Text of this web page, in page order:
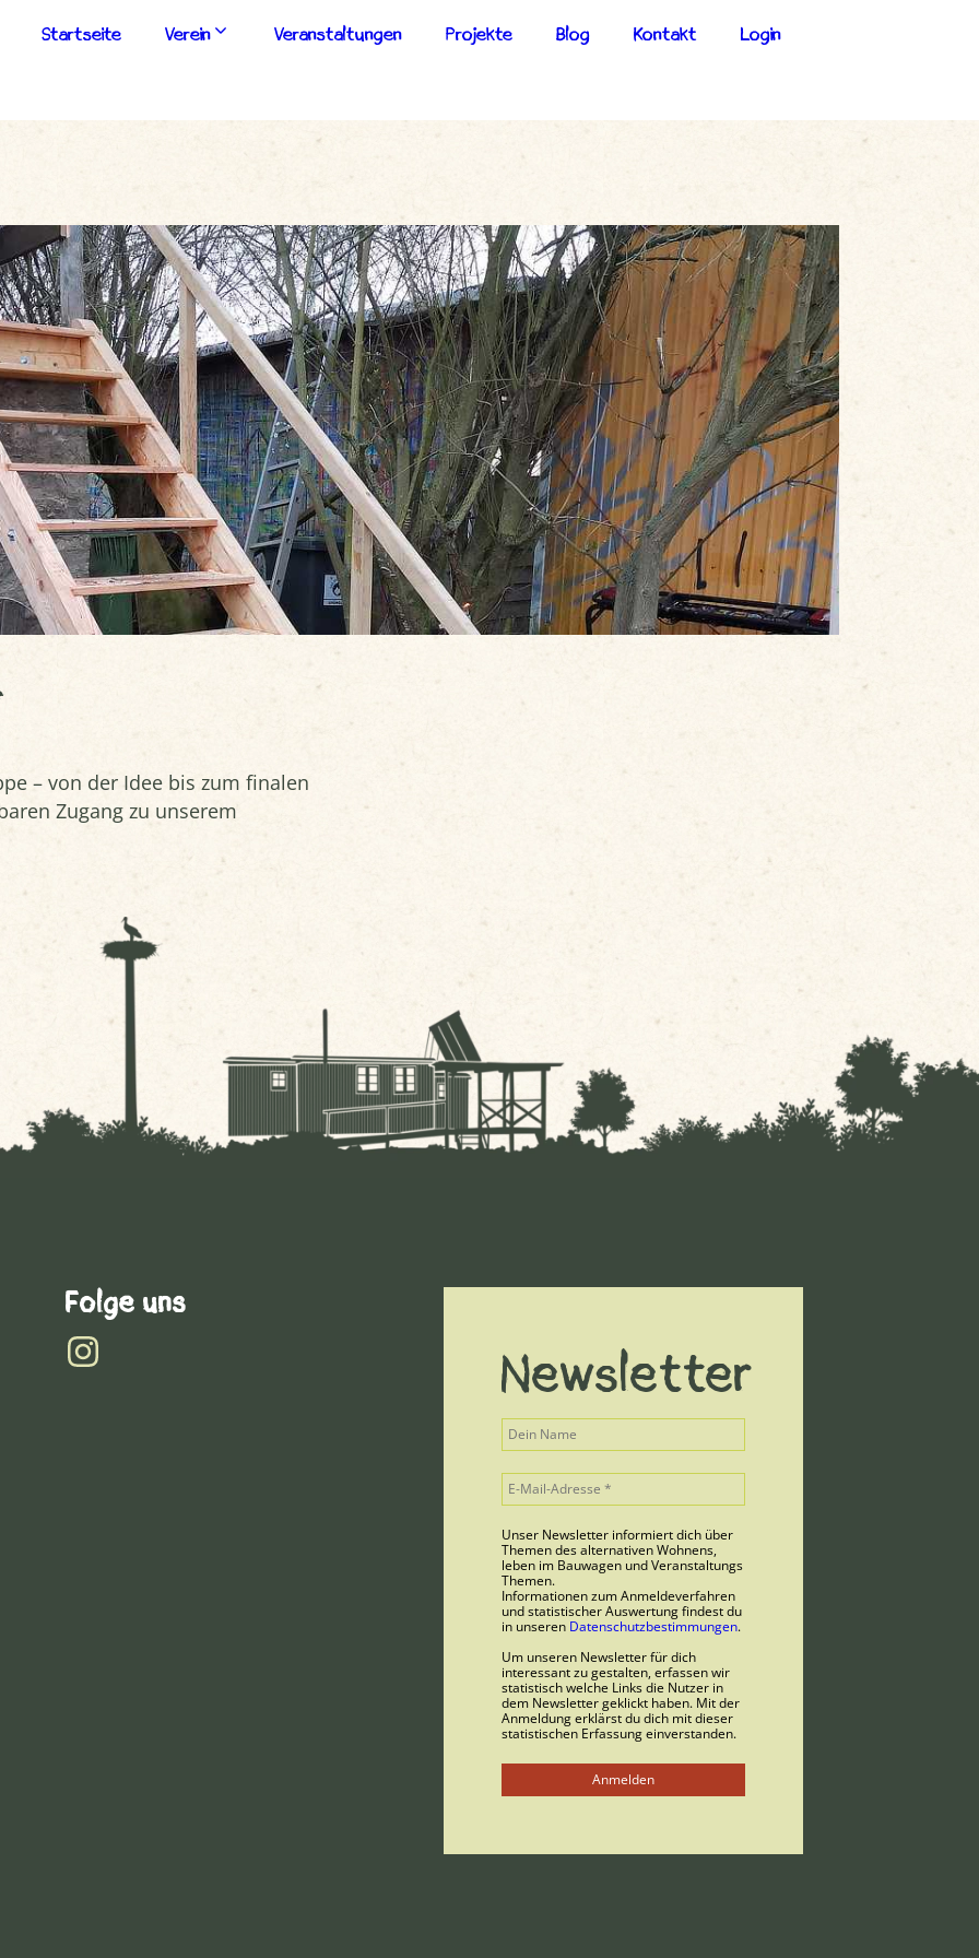
Startseite Verein Veranstaltungen Projekte Blog Kontakt Login
– von der Idee bis zum finalen
Zugang zu unserem
Folge uns
Newsletter
Unser Newsletter informiert dich über
Themen des alternativen Wohnens,
leben im Bauwagen und Veranstaltungs
Themen.
Informationen zum Anmeldeverfahren
und statistischer Auswertung findest du
in unseren Datenschutzbestimmungen.
Um unseren Newsletter für dich
interessant zu gestalten, erfassen wir
statistisch welche Links die Nutzer in
dem Newsletter geklickt haben. Mit der
Anmeldung erklärst du dich mit dieser
statistischen Erfassung einverstanden.